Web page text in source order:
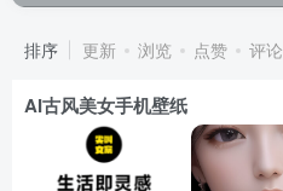
排序 更新 浏览 点赞 评论
AI古风美女手机壁纸